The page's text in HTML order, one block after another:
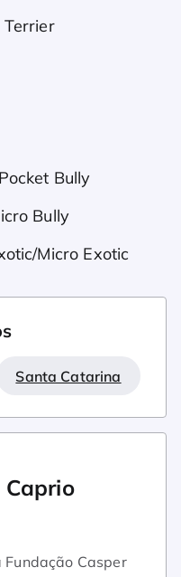
Bully
Bully
Micro Exotic
Santa Catarina
Caprio
Fundação Casper